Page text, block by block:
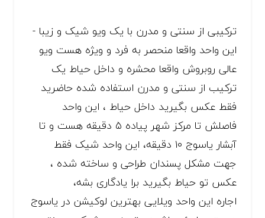
ترکیبی از سنتی و مدرن با یک ویو شیک و زیبا -
این واحد واقعا منحصر به فرد و ویژه هست ویو
عالی روبروش واقعا محشره و داخل حیاط یک
ترکیب از سنتی و مدرن استفاده شده حاضرید
فقط عکس بگیرید داخل حیاط ، این واحد
فاصلش تا مرکز شهر پیاده ۵ دقیقه هست و تا
آبشار یاسوج ۱۰ دقیقه، این واحد شیک فقط
جهت مشکل پسندان طراحی و ساخته شده ،
عکس تو حیاط بگیرید برا یادگاری بشه،
اجاره این واحد ویلایی بهترین لوکیشن در یاسوج